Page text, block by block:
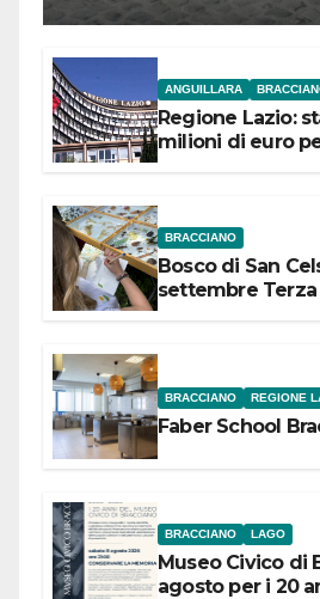
ANGUILLARA
Regione Lazio:
milioni di euro
BRACCIANO
Bosco di San
settembre
BRACCIANO REGIONE
Faber School
BRACCIANO LAGO
Museo Civico di
agosto per i 20